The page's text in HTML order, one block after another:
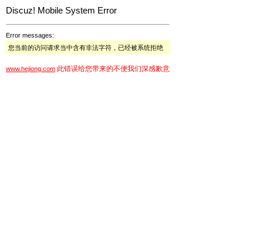
Discuz! Mobile System Error
Error messages:
您当前的访问请求当中含有非法字符，已经被系统拒绝
www.hejiong.com 此错误给您带来的不便我们深感歉意